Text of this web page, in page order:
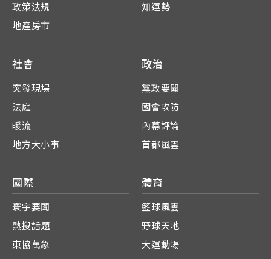
政策法規
地產房市
知運勢
社會
突發現場
法庭
暖流
地方大小事
政治
黨政要聞
國會攻防
內幕評論
首都風雲
國際
寰宇要聞
熱搜話題
東協萬象
體育
籃球風雲
野球天地
大運動場